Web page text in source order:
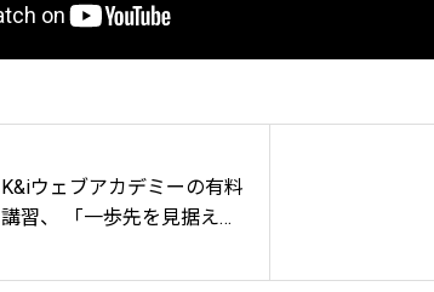
K&iウェブアカデミーの有料
講習、 「一歩先を見据えた
事点数UP」で理事長中田が